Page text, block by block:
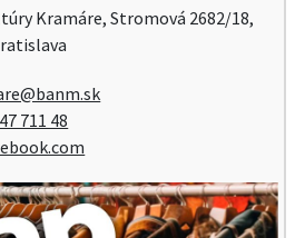
Kramáre, Stromová 2682/18,
711 48